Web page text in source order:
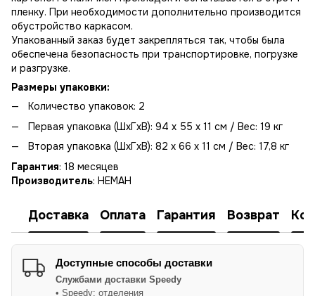
пленку. При необходимости дополнительно производится
обустройство каркасом.
Упакованный заказ будет закрепляться так, чтобы была
обеспечена безопасность при транспортировке, погрузке
и разгрузке.
Размеры упаковки:
Количество упаковок: 2
Первая упаковка (ШхГхВ): 94 х 55 х 11 см / Вес: 19 кг
Вторая упаковка (ШхГхВ): 82 х 66 х 11 см / Вес: 17,8 кг
Гарантия: 18 месяцев
Производитель: НЕМАН
Доставка Оплата Гарантия Возврат
Доступные способы доставки
Службами доставки Speedy
• Speedy: отделения